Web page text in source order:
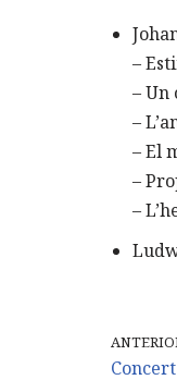
–
– Un
–
– El
–
–